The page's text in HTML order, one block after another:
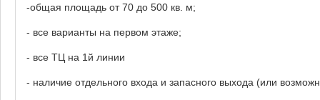
-общая площадь от 70 до 500 кв. м;
- все варианты на первом этаже;
- все ТЦ на 1й линии
- наличие отдельного входа и запасного выхода (или